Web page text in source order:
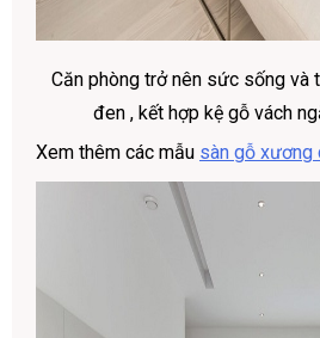
Căn phòng trở nên sức sống và
đen , kết hợp kệ gỗ vách
Xem thêm các mẫu sàn gỗ xương